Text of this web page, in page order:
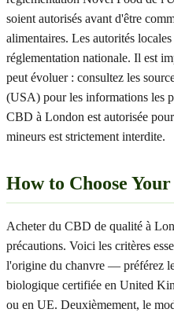
soient autorisés avant d'être
alimentaires. Les autorités
réglementation nationale. Il est
peut évoluer : consultez les
(USA) pour les informations les
CBD à London est autorisée
mineurs est strictement interdite.
How to Choose
Acheter du CBD de qualité à
précautions. Voici les critères
l'origine du chanvre — préférez
biologique certifiée en United
ou en UE. Deuxièmement, le